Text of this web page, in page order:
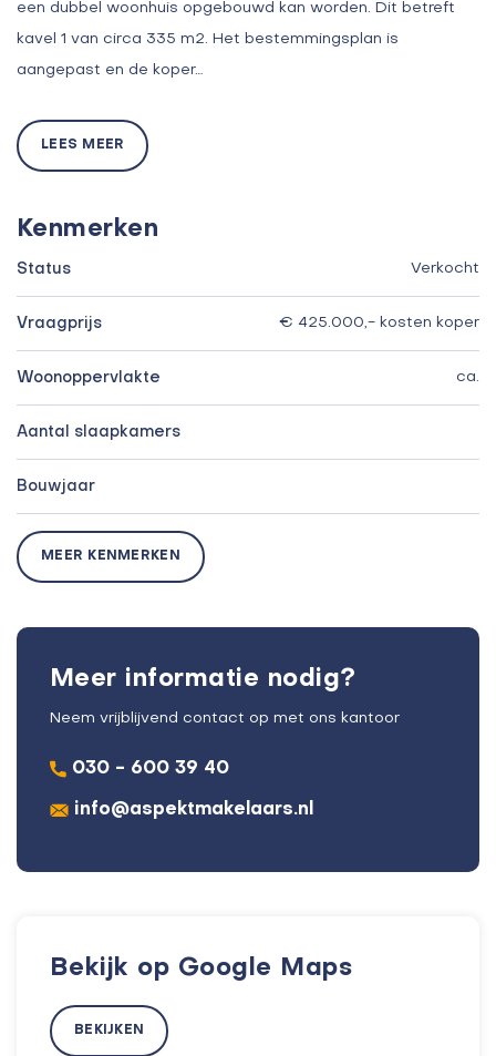
een dubbel woonhuis opgebouwd kan worden. Dit betreft
kavel 1 van circa 335 m2. Het bestemmingsplan is
aangepast en de koper…
LEES MEER
Kenmerken
Status Verkocht
Vraagprijs € 425.000,- kosten koper
Woonoppervlakte ca.
Aantal slaapkamers
Bouwjaar
MEER KENMERKEN
Meer informatie nodig?
Neem vrijblijvend contact op met ons kantoor
030 - 600 39 40
info@aspektmakelaars.nl
Bekijk op Google Maps
BEKIJKEN